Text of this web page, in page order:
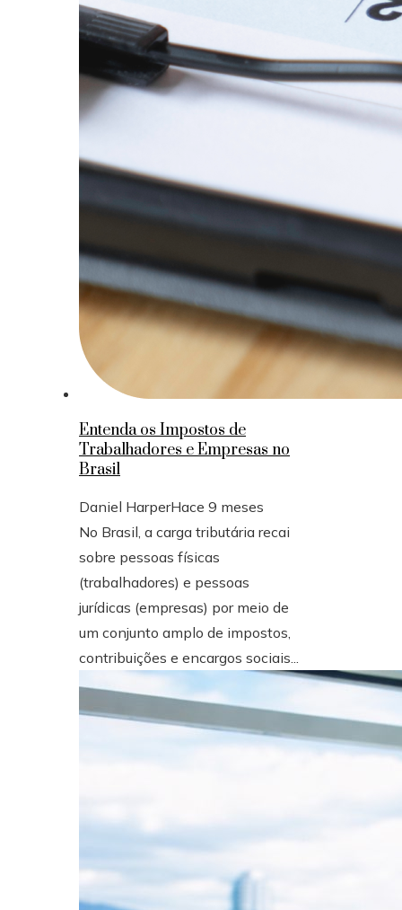
Entenda os Impostos de
Trabalhadores e Empresas no
Brasil
Daniel HarperHace 9 meses
No Brasil, a carga tributária recai
sobre pessoas físicas
(trabalhadores) e pessoas
jurídicas (empresas) por meio de
um conjunto amplo de impostos,
contribuições e encargos sociais...